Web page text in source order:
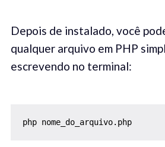
Depois de instalado, você
qualquer arquivo em PHP
escrevendo no terminal:
php nome_do_arquivo.php